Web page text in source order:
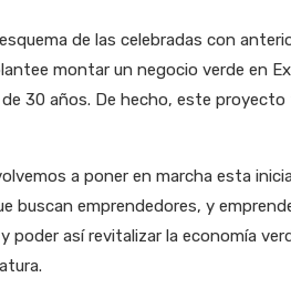
de las celebradas con
montar un negocio verde en
30 años. De hecho, este proyecto
a poner en marcha esta
buscan emprendedores, y
así revitalizar la economía